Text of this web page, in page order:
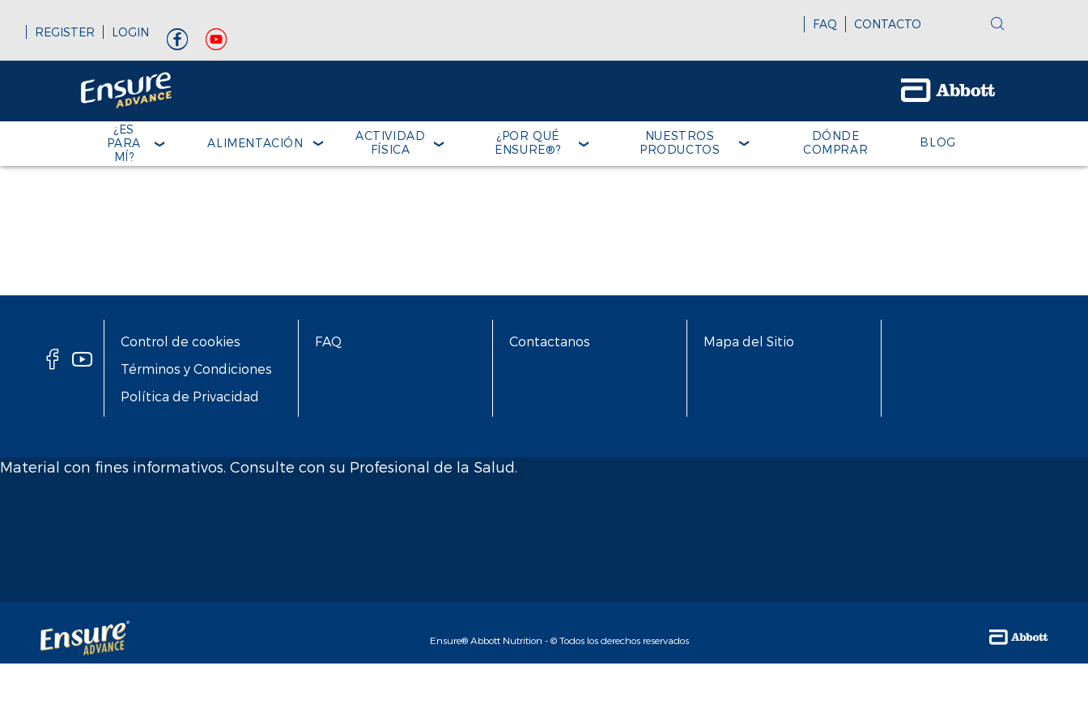
REGISTER LOGIN
FAQ CONTACTO
¿ES
PARA
MÍ?
ALIMENTACIÓN
ACTIVIDAD
FÍSICA
¿POR QUÉ
ENSURE®?
NUESTROS
PRODUCTOS
DÓNDE
COMPRAR
BLOG
Control de cookies
Términos y Condiciones
Política de Privacidad
FAQ Contactanos Mapa del Sitio
Material con fines informativos. Consulte con su Profesional de la Salud.
Ensure® Abbott Nutrition - © Todos los derechos reservados